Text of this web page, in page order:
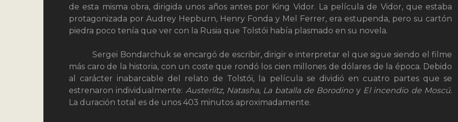
de esta misma obra, dirigida unos años antes por King Vidor. La película de Vidor, que estaba
protagonizada por Audrey Hepburn, Henry Fonda y Mel Ferrer, era estupenda, pero su cartón
piedra poco tenía que ver con la Rusia que Tolstói había plasmado en su novela.
Sergei Bondarchuk se encargó de escribir, dirigir e interpretar el que sigue siendo el filme
más caro de la historia, con un coste que rondó los cien millones de dólares de la época. Debido
al carácter inabarcable del relato de Tolstói, la película se dividió en cuatro partes que se
estrenaron individualmente: Austerlitz, Natasha, La batalla de Borodinoy El incendio de Moscú.
La duración total es de unos 403 minutos aproximadamente.